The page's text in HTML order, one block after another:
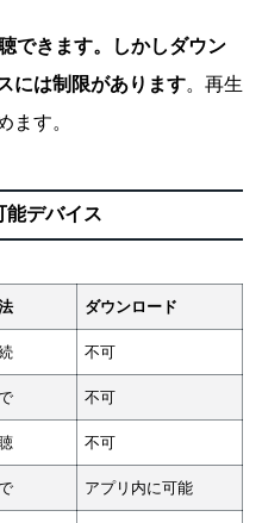
できます。しかしダウン
には制限があります。再生
ます。
能デバイス
ダウンロード
不可
不可
不可
アプリ内に可能